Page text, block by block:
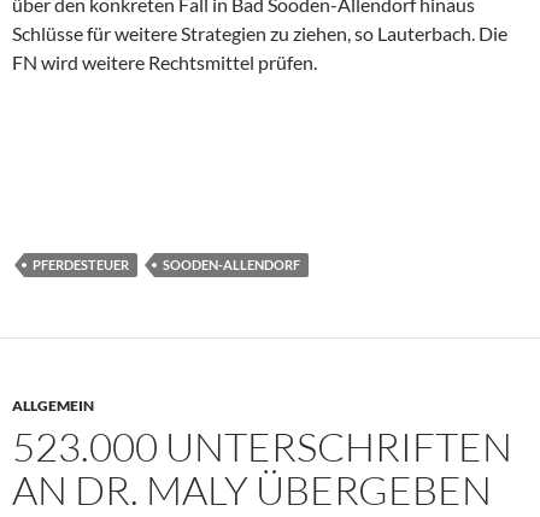
über den konkreten Fall in Bad Sooden-Allendorf hinaus
Schlüsse für weitere Strategien zu ziehen, so Lauterbach. Die
FN wird weitere Rechtsmittel prüfen.
PFERDESTEUER SOODEN-ALLENDORF
ALLGEMEIN
523.000 UNTERSCHRIFTEN
AN DR. MALY ÜBERGEBEN